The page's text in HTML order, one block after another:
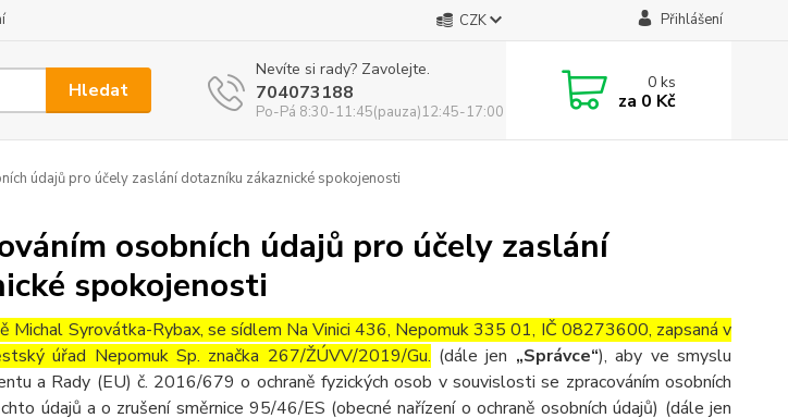
CZK Přihlášení
Hledat
Nevíte si rady? Zavolejte.
704073188
Po-Pá 8:30-11:45(pauza)12:45-17:00
0ks
za 0 Kč
údajů pro účely zaslání dotazníku zákaznické spokojenosti
osobních údajů pro účely zaslání
spokojenosti
Michal Syrovátka-Rybax, se sídlem Na Vinici 436, Nepomuk 335 01, IČ 08273600, zapsaná v
úřad Nepomuk Sp. značka 267/ŽÚVV/2019/Gu. (dále jen „Správce“), aby ve smyslu
a Rady (EU) č. 2016/679 o ochraně fyzických osob v souvislosti se zpracováním osobních
údajů a o zrušení směrnice 95/46/ES (obecné nařízení o ochraně osobních údajů) (dále jen